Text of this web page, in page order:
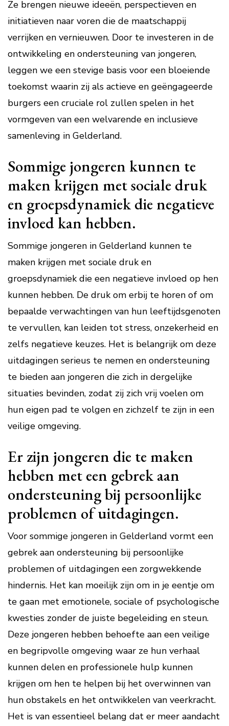
Ze brengen nieuwe ideeën, perspectieven en
initiatieven naar voren die de maatschappij
verrijken en vernieuwen. Door te investeren in de
ontwikkeling en ondersteuning van jongeren,
leggen we een stevige basis voor een bloeiende
toekomst waarin zij als actieve en geëngageerde
burgers een cruciale rol zullen spelen in het
vormgeven van een welvarende en inclusieve
samenleving in Gelderland.
Sommige jongeren kunnen te
maken krijgen met sociale druk
en groepsdynamiek die negatieve
invloed kan hebben.
Sommige jongeren in Gelderland kunnen te
maken krijgen met sociale druk en
groepsdynamiek die een negatieve invloed op hen
kunnen hebben. De druk om erbij te horen of om
bepaalde verwachtingen van hun leeftijdsgenoten
te vervullen, kan leiden tot stress, onzekerheid en
zelfs negatieve keuzes. Het is belangrijk om deze
uitdagingen serieus te nemen en ondersteuning
te bieden aan jongeren die zich in dergelijke
situaties bevinden, zodat zij zich vrij voelen om
hun eigen pad te volgen en zichzelf te zijn in een
veilige omgeving.
Er zijn jongeren die te maken
hebben met een gebrek aan
ondersteuning bij persoonlijke
problemen of uitdagingen.
Voor sommige jongeren in Gelderland vormt een
gebrek aan ondersteuning bij persoonlijke
problemen of uitdagingen een zorgwekkende
hindernis. Het kan moeilijk zijn om in je eentje om
te gaan met emotionele, sociale of psychologische
kwesties zonder de juiste begeleiding en steun.
Deze jongeren hebben behoefte aan een veilige
en begripvolle omgeving waar ze hun verhaal
kunnen delen en professionele hulp kunnen
krijgen om hen te helpen bij het overwinnen van
hun obstakels en het ontwikkelen van veerkracht.
Het is van essentieel belang dat er meer aandacht